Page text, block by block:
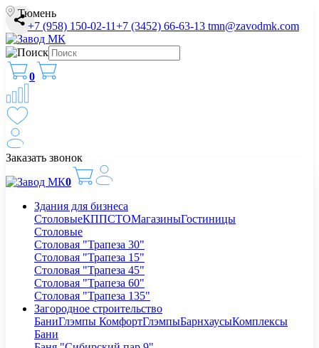
Тюмень
+7 (958) 150-02-11+7 (3452) 66-63-13 tmn@zavodmk.com
0
Заказать звонок
0
Здания для бизнеса
СтоловыеКППСТОМагазиныГостиницы
Столовые
Столовая "Трапеза 30"
Столовая "Трапеза 15"
Столовая "Трапеза 45"
Столовая "Трапеза 60"
Столовая "Трапеза 135"
Загородное строительство
БаниГлэмпы КомфортГлэмпыБарнхаусыКомплексы
Бани